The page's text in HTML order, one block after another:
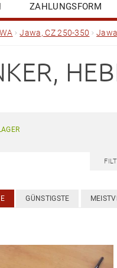
ZAHLUNGSFORM
BLOG MEINE
Jawa, CZ 250-350
GÜNSTIGSTE